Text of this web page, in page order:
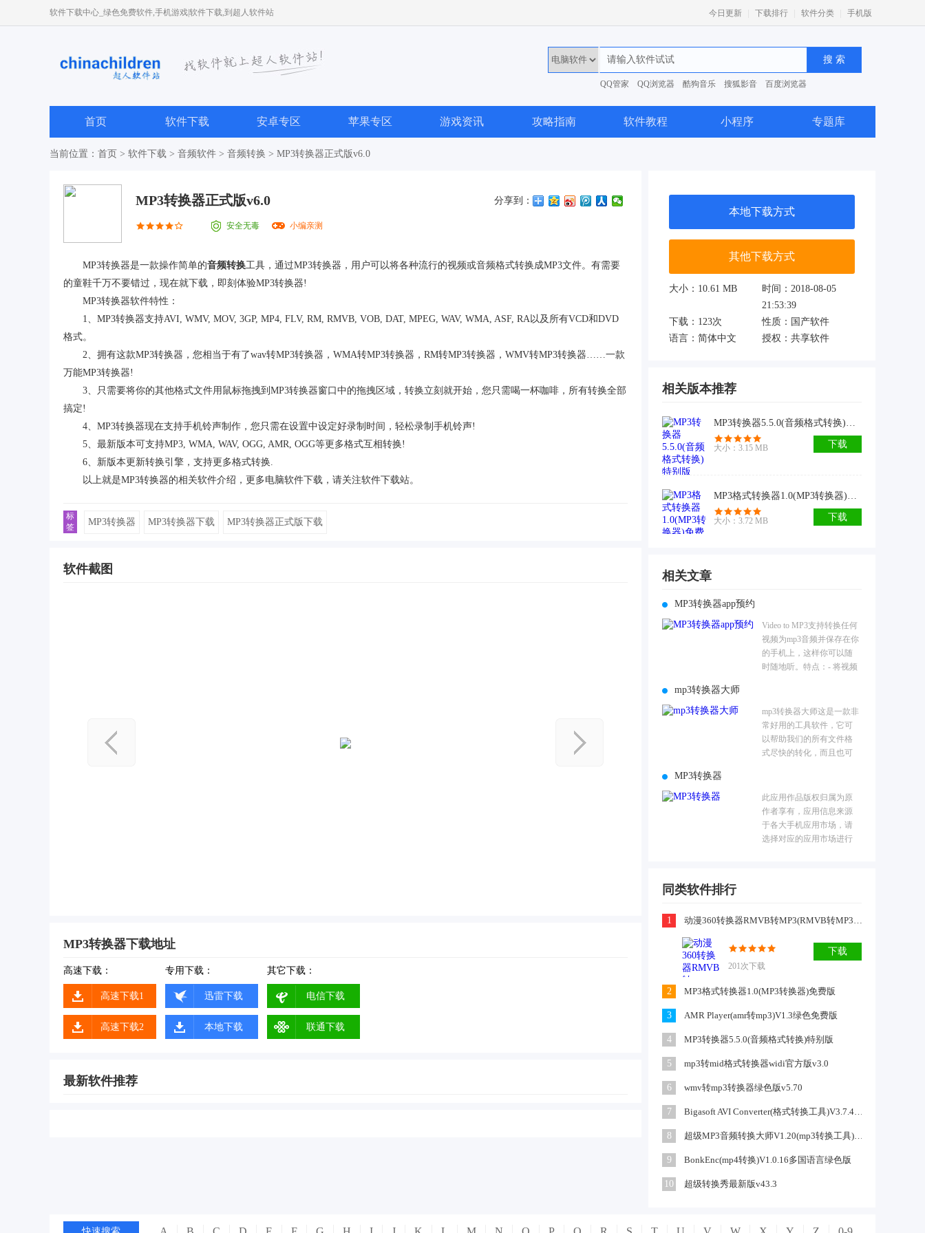
软件下载中心_绿色免费软件,手机游戏|软件下载,到超人软件站 今日更新 下载排行 软件分类 手机版
QQ管家 QQ浏览器 酷狗音乐 搜狐影音
百度浏览器
首页 软件下载 安卓专区 苹果专区 游戏资讯 攻略指南 软件教程 小程序 专题库
当前位置： 首页 > 软件下载 > 音频软件 > 音频转换 > MP3转换器正式版v6.0
MP3转换器正式版v6.0
安全无毒 小编亲测
分享到：
MP3转换器是一款操作简单的音频转换工具，通过MP3转换器，用户可以将各种流行的视频或音频格式转换成MP3文件。有需要
的童鞋千万不要错过，现在就下载，即刻体验MP3转换器!
MP3转换器软件特性：
1、MP3转换器支持AVI, WMV, MOV, 3GP, MP4, FLV, RM, RMVB, VOB, DAT, MPEG, WAV, WMA, ASF, RA以及所有VCD和DVD
格式。
2、拥有这款MP3转换器，您相当于有了wav转MP3转换器，WMA转MP3转换器，RM转MP3转换器，WMV转MP3转换器……一款
万能MP3转换器!
3、只需要将你的其他格式文件用鼠标拖拽到MP3转换器窗口中的拖拽区域，转换立刻就开始，您只需喝一杯咖啡，所有转换全部
搞定!
4、MP3转换器现在支持手机铃声制作，您只需在设置中设定好录制时间，轻松录制手机铃声!
5、最新版本可支持MP3, WMA, WAV, OGG, AMR, OGG等更多格式互相转换!
6、新版本更新转换引擎，支持更多格式转换.
以上就是MP3转换器的相关软件介绍，更多电脑软件下载，请关注软件下载站。
标
签
MP3转换器 MP3转换器下载 MP3转换器正式版下载
软件截图
MP3转换器下载地址
高速下载：
高速下载1
高速下载2
专用下载：
迅雷下载
本地下载
其它下载：
电信下载
联通下载
最新软件推荐
本地下载方式
其他下载方式
大小：10.61 MB
时间：2018-08-05
21:53:39
下载： 123次
性质：国产软件
语言：简体中文
授权：共享软件
相关版本推荐
MP3转换器5.5.0(音频格式转换)特别版
大小：3.15 MB 下载
MP3格式转换器1.0(MP3转换器)免费版
大小：3.72 MB 下载
相关文章
MP3转换器app预约
Video to MP3支持转换任何
视频为mp3音频并保存在你
的手机上，这样你可以随
时随地听。特点：- 将视频
部分的视频格式。- 集成音
乐播...
mp3转换器大师
mp3转换器大师这是一款非
常好用的工具软件，它可
以帮助我们的所有文件格
式尽快的转化，而且也可
工作，对于从事音乐的朋
友来说，是一款非...
MP3转换器
此应用作品版权归属为原
作者享有，应用信息来源
于各大手机应用市场，请
选择对应的应用市场进行
同类软件排行
1 动漫360转换器RMVB转MP3(RMVB转MP3)V1.0 免费版
201次下载
下载
2 MP3格式转换器1.0(MP3转换器)免费版
3 AMR Player(amr转mp3)V1.3绿色免费版
4 MP3转换器5.5.0(音频格式转换)特别版
5 mp3转mid格式转换器widi官方版v3.0
6 wmv转mp3转换器绿色版v5.70
7 Bigasoft AVI Converter(格式转换工具)V3.7.43.4881特别版
8 超级MP3音频转换大师V1.20(mp3转换工具)简体中文绿色版
9 BonkEnc(mp4转换)V1.0.16多国语言绿色版
10 超级转换秀最新版v43.3